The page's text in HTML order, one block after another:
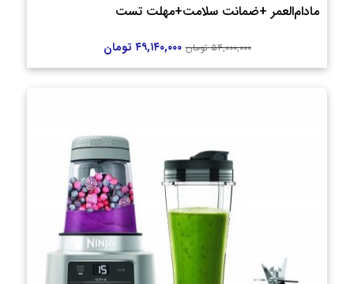
مادام‌العمر +ضمانت سلامت+مهلت تست
۵۴,۰۰۰,۰۰۰ تومان ۴۹,۱۴۰,۰۰۰ تومان